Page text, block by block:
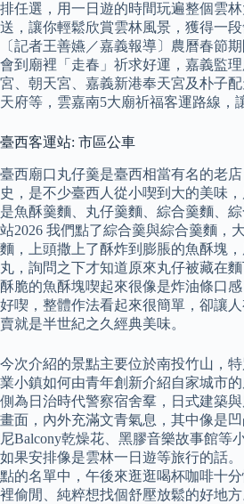
排任選，用一日遊的時間玩遍整個雲
送，讓你輕鬆欣賞雲林風景，獲得一段
〔記者王善嬿／嘉義報導〕農曆春節
會到廟裡「走春」祈求好運，嘉義監
宮、朝天宮、嘉義新港奉天宮及朴子
天府等，雲嘉南5大廟祈福客運路線，
臺西客運站: 市區公車
臺西廟口丸仔羹是臺西相當有名的老
史，是不少臺西人從小喫到大的美味
是魚酥羹麵、丸仔羹麵、綜合羹麵、
站2026 我們點了綜合羹與綜合羹麵，
麵，上頭撒上了酥炸到膨脹的魚酥塊
丸，詢問之下才知道原來丸仔被藏在
酥脆的魚酥塊喫起來很像是炸油條口
好喫，整體作法看起來很簡單，卻讓
賣就是半世紀之久經典美味。
今次介紹的景點主要位於南投竹山，
業小鎮如何由青年創新介紹自家城市
側為日治時代警察宿舍羣，日式建築
畫面，內外充滿文青氣息，其中像是
尼Balcony乾燥花、黑膠音樂故事館等
如果安排像是雲林一日遊等旅行的話
點的名單中，午後來逛逛喝杯咖啡十
裡偷閒、純粹想找個舒壓放鬆的好地